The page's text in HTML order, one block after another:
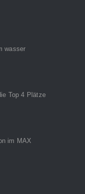
wasser
Top 4 Plätze
im MAX